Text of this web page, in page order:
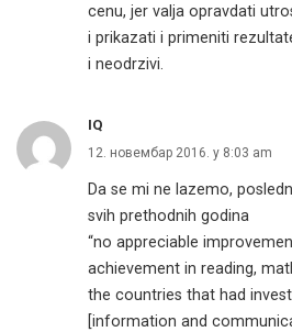
cenu, jer valja opravdati
i prikazati i primeniti
i neodrzivi.
IQ
12. новембар 2016. у 8:03 am
Da se mi ne lazemo,
svih prethodnih godina
“no appreciable
achievement in reading,
the countries that had
[information and